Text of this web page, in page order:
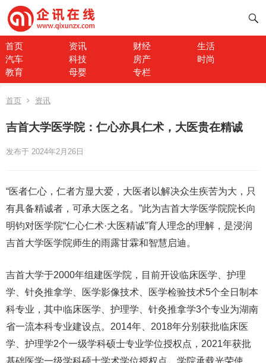
首页 资讯 财经
生活
汽车
科技 房产
时尚
教育
母婴 专栏
首页 资讯
吉首大学医学院：仁心亦具仁术，大医贵在精诚
发布于 2024年2月26日
“医者仁心，仁者方显大爱，大医者以解决众生疾苦为大，只
有具备精诚者，可承大医之名。”此为吉首大学医学院院长向
明钧对医学院“仁心仁术·大医精诚”育人理念的理解，是浸润
吉首大学医学院师生的雨露甘霖和智慧启迪。
吉首大学于2000年组建医学院，目前开设临床医学、护理
学、针灸推拿学、医学影像技术、医学检验技术5个全日制本
科专业，其中临床医学、护理学、针灸推拿学3个专业为湖南
省一流本科专业建设点。2014年、2018年分别获批临床医
学、护理学2个一级学科硕士专业学位授权点，2021年获批
基础医学一级学科硕士学术学位授权点。学院承载光荣使